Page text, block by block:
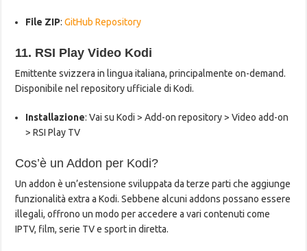
File ZIP:GitHub Repository
11. RSI Play Video Kodi
Emittente svizzera in lingua italiana, principalmente on-demand.
Disponibile nel repository ufficiale di Kodi.
Installazione: Vai su Kodi > Add-on repository > Video add-on
> RSI Play TV
Cos’è un Addon per Kodi?
Un addon è un’estensione sviluppata da terze parti che aggiunge
funzionalità extra a Kodi. Sebbene alcuni addons possano essere
illegali, offrono un modo per accedere a vari contenuti come
IPTV, film, serie TV e sport in diretta.